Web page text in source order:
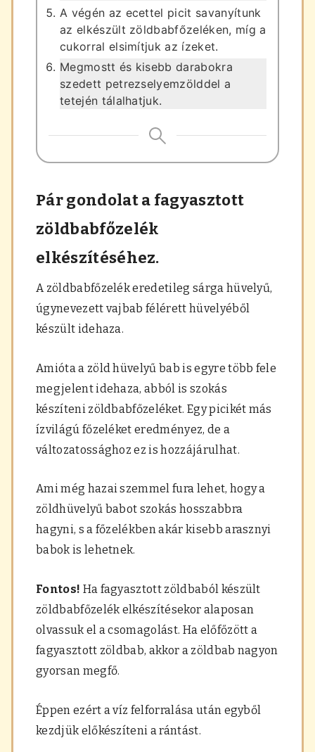
A végén az ecettel picit savanyítunk
az elkészült zöldbabfőzeléken, míg a
cukorral elsimítjuk az ízeket.
Megmostt és kisebb darabokra
szedett petrezselyemzölddel a
tetején tálalhatjuk.
Pár gondolat a fagyasztott
zöldbabfőzelék
elkészítéséhez.
A zöldbabfőzelék eredetileg sárga hüvelyű,
úgynevezett vajbab félérett hüvelyéből
készült idehaza.
Amióta a zöld hüvelyű bab is egyre több fele
megjelent idehaza, abból is szokás
készíteni zöldbabfőzeléket. Egy picikét más
ízvilágú főzeléket eredményez, de a
változatossághoz ez is hozzájárulhat.
Ami még hazai szemmel fura lehet, hogy a
zöldhüvelyű babot szokás hosszabbra
hagyni, s a főzelékben akár kisebb arasznyi
babok is lehetnek.
Fontos! Ha fagyasztott zöldbaból készült
zöldbabfőzelék elkészítésekor alaposan
olvassuk el a csomagolást. Ha előfőzött a
fagyasztott zöldbab, akkor a zöldbab nagyon
gyorsan megfő.
Éppen ezért a víz felforralása után egyből
kezdjük előkészíteni a rántást.